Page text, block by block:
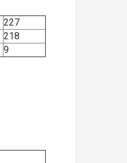
227
218
9